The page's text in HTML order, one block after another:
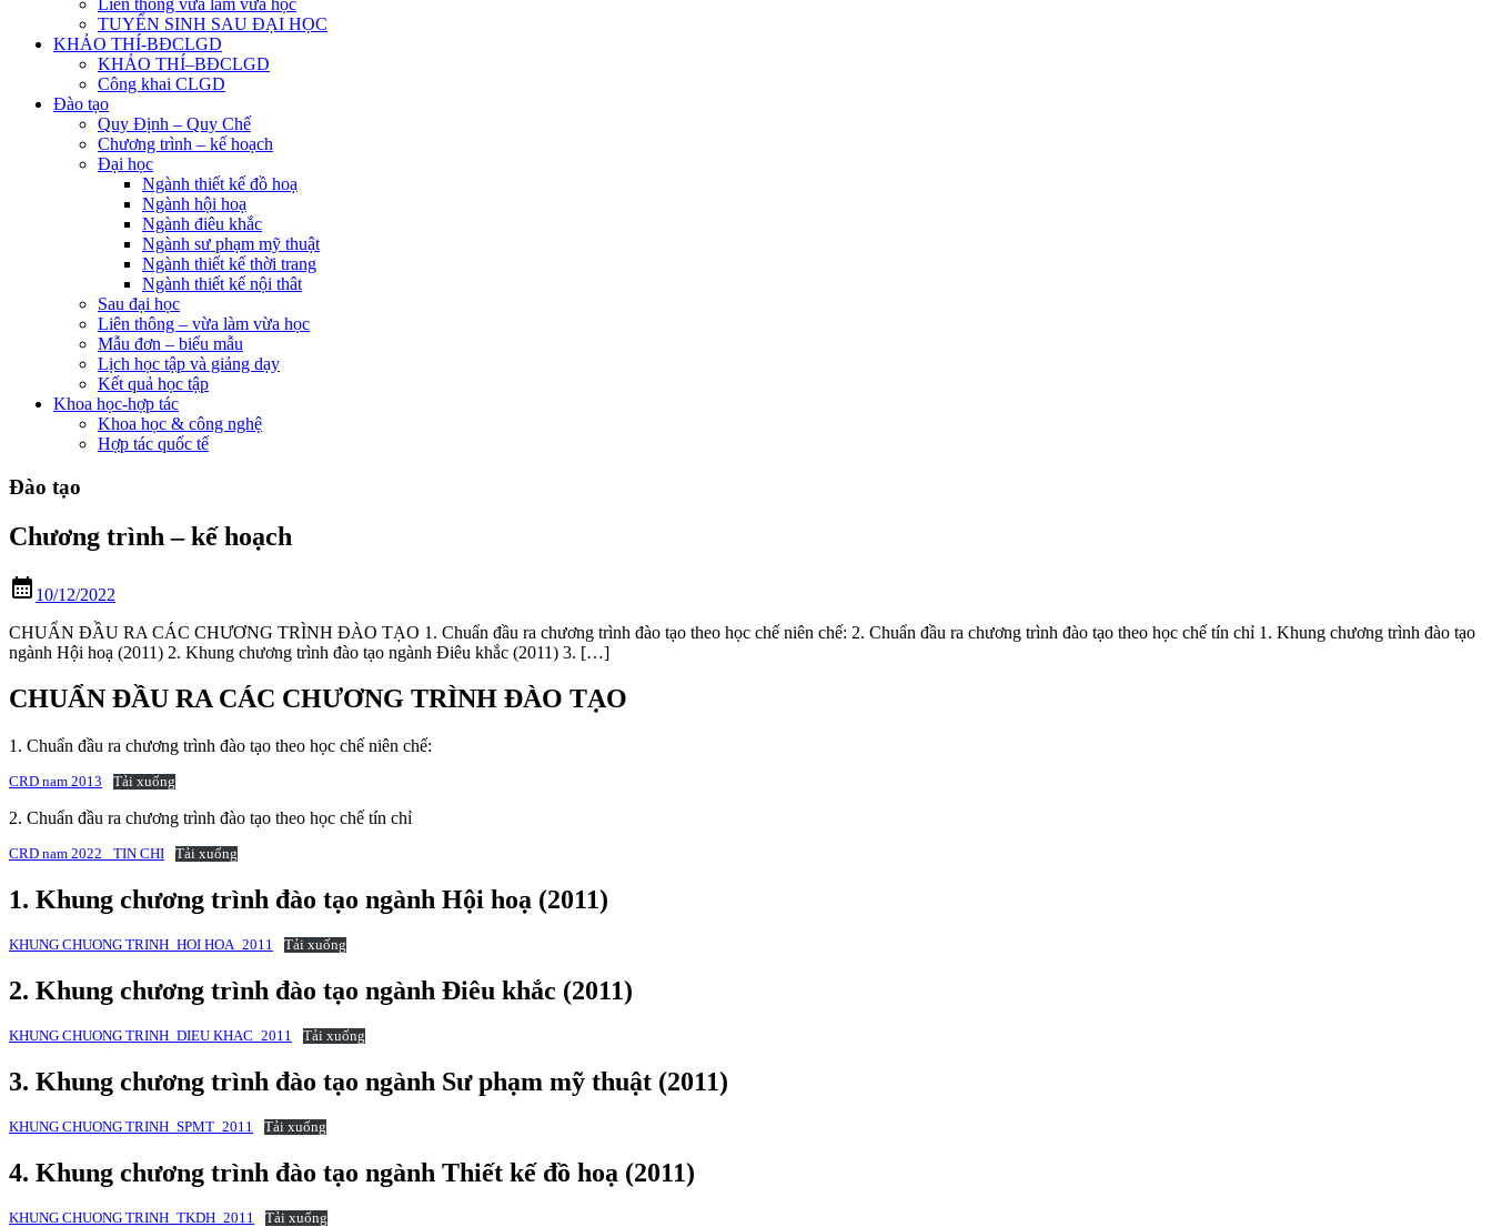
Liên thông vừa làm vừa học
TUYỂN SINH SAU ĐẠI HỌC
KHẢO THÍ-BĐCLGD
KHẢO THÍ–BĐCLGD
Công khai CLGD
Đào tạo
Quy Định – Quy Chế
Chương trình – kế hoạch
Đại học
Ngành thiết kế đồ hoạ
Ngành hội hoạ
Ngành điêu khắc
Ngành sư phạm mỹ thuật
Ngành thiết kế thời trang
Ngành thiết kế nội thât
Sau đại học
Liên thông – vừa làm vừa học
Mẫu đơn – biểu mẫu
Lịch học tập và giảng dạy
Kết quả học tập
Khoa học-hợp tác
Khoa học & công nghệ
Hợp tác quốc tế
Đào tạo
Chương trình – kế hoạch
calendar_month 10/12/2022
CHUẨN ĐẦU RA CÁC CHƯƠNG TRÌNH ĐÀO TẠO 1. Chuẩn đầu ra chương trình đào tạo theo học chế niên chế: 2. Chuẩn đầu ra chương trình đào tạo theo học chế tín chỉ 1. Khung chương trình đào tạo
ngành Hội hoạ (2011) 2. Khung chương trình đào tạo ngành Điêu khắc (2011) 3. […]
CHUẨN ĐẦU RA CÁC CHƯƠNG TRÌNH ĐÀO TẠO
1. Chuẩn đầu ra chương trình đào tạo theo học chế niên chế:
CRD nam 2013 Tải xuống
2. Chuẩn đầu ra chương trình đào tạo theo học chế tín chỉ
CRD nam 2022 _TIN CHI Tải xuống
1. Khung chương trình đào tạo ngành Hội hoạ (2011)
KHUNG CHUONG TRINH_HOI HOA_2011 Tải xuống
2. Khung chương trình đào tạo ngành Điêu khắc (2011)
KHUNG CHUONG TRINH_DIEU KHAC_2011 Tải xuống
3. Khung chương trình đào tạo ngành Sư phạm mỹ thuật (2011)
KHUNG CHUONG TRINH_SPMT_2011 Tải xuống
4. Khung chương trình đào tạo ngành Thiết kế đồ hoạ (2011)
KHUNG CHUONG TRINH_TKDH_2011 Tải xuống